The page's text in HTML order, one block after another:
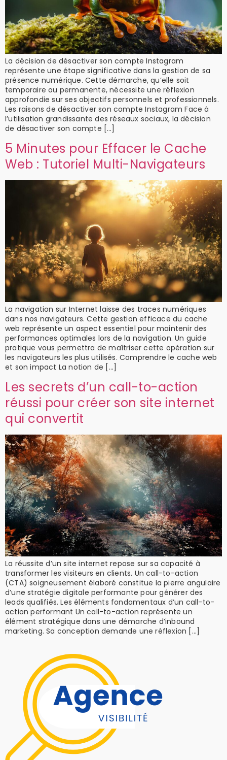
La décision de désactiver son compte Instagram
représente une étape significative dans la gestion de sa
présence numérique. Cette démarche, qu’elle soit
temporaire ou permanente, nécessite une réflexion
approfondie sur ses objectifs personnels et professionnels.
Les raisons de désactiver son compte Instagram Face à
l’utilisation grandissante des réseaux sociaux, la décision
de désactiver son compte […]
5 Minutes pour Effacer le Cache
Web : Tutoriel Multi-Navigateurs
La navigation sur Internet laisse des traces numériques
dans nos navigateurs. Cette gestion efficace du cache
web représente un aspect essentiel pour maintenir des
performances optimales lors de la navigation. Un guide
pratique vous permettra de maîtriser cette opération sur
les navigateurs les plus utilisés. Comprendre le cache web
et son impact La notion de […]
Les secrets d’un call-to-action
réussi pour créer son site internet
qui convertit
La réussite d’un site internet repose sur sa capacité à
transformer les visiteurs en clients. Un call-to-action
(CTA) soigneusement élaboré constitue la pierre angulaire
d’une stratégie digitale performante pour générer des
leads qualifiés. Les éléments fondamentaux d’un call-to-
action performant Un call-to-action représente un
élément stratégique dans une démarche d’inbound
marketing. Sa conception demande une réflexion […]